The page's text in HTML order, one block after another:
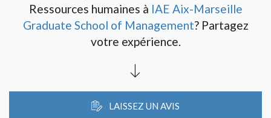
Ressources humaines à IAE Aix-Marseille
Graduate School of Management? Partagez
votre expérience.
LAISSEZ UN AVIS